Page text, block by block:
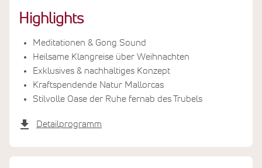
Highlights
Meditationen & Gong Sound
Heilsame Klangreise über Weihnachten
Exklusives & nachhaltiges Konzept
Kraftspendende Natur Mallorcas
Stilvolle Oase der Ruhe fernab des Trubels
Detailprogramm